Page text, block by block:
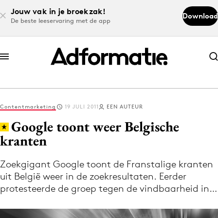
Jouw vak in je broekzak!
De beste leeservaring met de app
Download
Abonneer nu
Abonneer nu
Log in
Volg het laatste nieuws via de Adformatie
Nieuws app
Contentmarketing 19 JULI 2011 EEN AUTEUR
Google toont weer Belgische
kranten
Zoekgigant Google toont de Franstalige kranten
uit België weer in de zoekresultaten. Eerder
protesteerde de groep tegen de vindbaarheid in…